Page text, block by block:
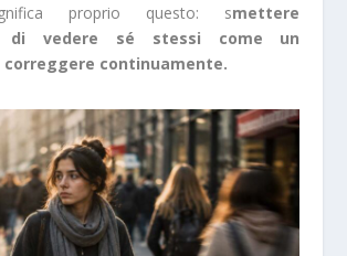
proprio questo: smettere
di vedere sé stessi come un
correggere continuamente.